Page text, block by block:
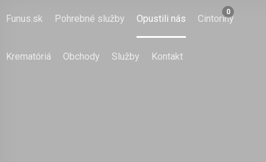
Funus.sk Pohrebné služby Opustili nás Cintoríny
Krematóriá Obchody Služby Kontakt
0